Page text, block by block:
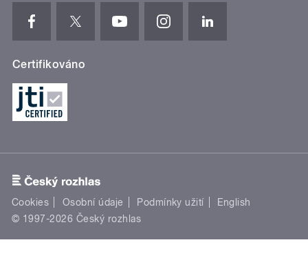
Certifikováno
Cookies Osobní údaje Podmínky užití
English
© 1997-2026 Český rozhlas